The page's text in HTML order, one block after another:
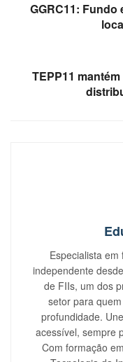
GGRC11:
TEPP11
Especialista
independente
de FIIs, um dos
setor para
profundidade.
acessível, sempre
Com formação